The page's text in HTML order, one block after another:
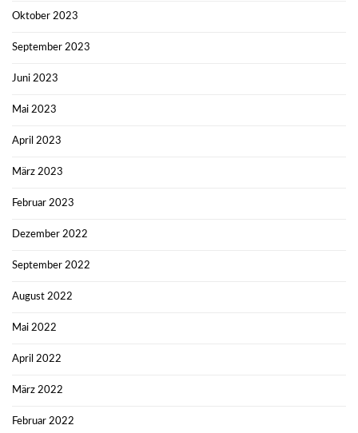
Oktober 2023
September 2023
Juni 2023
Mai 2023
April 2023
März 2023
Februar 2023
Dezember 2022
September 2022
August 2022
Mai 2022
April 2022
März 2022
Februar 2022